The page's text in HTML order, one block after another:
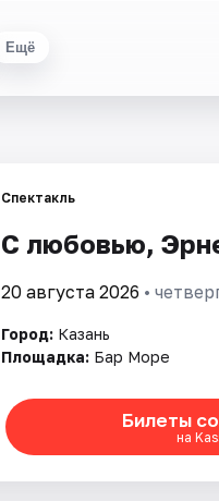
Ещё
Спектакль
С любовью,
20 августа 2026 •
Город: Казань
Площадка: Бар Море
Билеты
на